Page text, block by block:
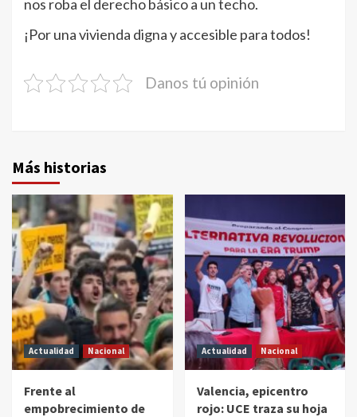
nos roba el derecho básico a un techo.
¡Por una vivienda digna y accesible para todos!
Danos tú opinión
Más historias
Actualidad Nacional
Frente al
empobrecimiento de
Actualidad Nacional
Valencia, epicentro
rojo: UCE traza su hoja